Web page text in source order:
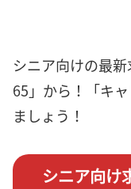
シニア向けの最
65」から！「キ
ましょう！
シニア向け